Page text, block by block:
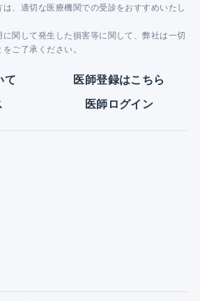
、適切な医療機関での受診をおすすめいたし
関して発生した損害等に関して、弊社は一切
ご了承ください。
て 医師登録はこちら
医師ログイン